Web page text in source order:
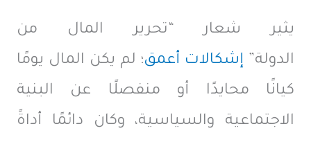
يثير شعار “تحرير المال من
الدولة” إشكالات أعمق؛ لم يكن المال يومًا
كيانًا محايدًا أو منفصلًا عن البنية
الاجتماعية والسياسية، وكان دائمًا أداةً